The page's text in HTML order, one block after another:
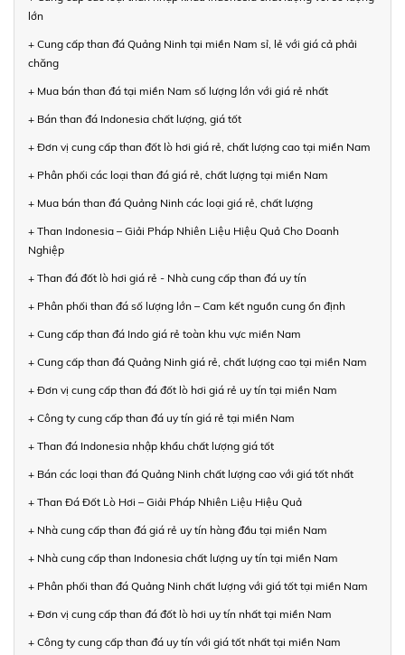
lớn
+ Cung cấp than đá Quảng Ninh tại miền Nam sỉ, lẻ với giá cả phải
chăng
+ Mua bán than đá tại miền Nam số lượng lớn với giá rẻ nhất
+ Bán than đá Indonesia chất lượng, giá tốt
+ Đơn vị cung cấp than đốt lò hơi giá rẻ, chất lượng cao tại miền Nam
+ Phân phối các loại than đá giá rẻ, chất lượng tại miền Nam
+ Mua bán than đá Quảng Ninh các loại giá rẻ, chất lượng
+ Than Indonesia – Giải Pháp Nhiên Liệu Hiệu Quả Cho Doanh
Nghiệp
+ Than đá đốt lò hơi giá rẻ - Nhà cung cấp than đá uy tín
+ Phân phối than đá số lượng lớn – Cam kết nguồn cung ổn định
+ Cung cấp than đá Indo giá rẻ toàn khu vực miền Nam
+ Cung cấp than đá Quảng Ninh giá rẻ, chất lượng cao tại miền Nam
+ Đơn vị cung cấp than đá đốt lò hơi giá rẻ uy tín tại miền Nam
+ Công ty cung cấp than đá uy tín giá rẻ tại miền Nam
+ Than đá Indonesia nhập khẩu chất lượng giá tốt
+ Bán các loại than đá Quảng Ninh chất lượng cao với giá tốt nhất
+ Than Đá Đốt Lò Hơi – Giải Pháp Nhiên Liệu Hiệu Quả
+ Nhà cung cấp than đá giá rẻ uy tín hàng đầu tại miền Nam
+ Nhà cung cấp than Indonesia chất lượng uy tín tại miền Nam
+ Phân phối than đá Quảng Ninh chất lượng với giá tốt tại miền Nam
+ Đơn vị cung cấp than đá đốt lò hơi uy tín nhất tại miền Nam
+ Công ty cung cấp than đá uy tín với giá tốt nhất tại miền Nam